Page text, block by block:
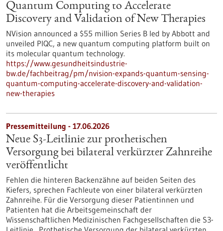
Quantum Computing to Accelerate
Discovery and Validation of New Therapies
NVision announced a $55 million Series B led by Abbott and
unveiled PIQC, a new quantum computing platform built on
its molecular quantum technology.
https://www.gesundheitsindustrie-
bw.de/fachbeitrag/pm/nvision-expands-quantum-sensing-
quantum-computing-accelerate-discovery-and-validation-
new-therapies
Pressemitteilung - 17.06.2026
Neue S3-​Leitlinie zur prothetischen
Versorgung bei bilateral verkürzter Zahnreihe
veröffentlicht
Fehlen die hinteren Backenzähne auf beiden Seiten des
Kiefers, sprechen Fachleute von einer bilateral verkürzten
Zahnreihe. Für die Versorgung dieser Patientinnen und
Patienten hat die Arbeitsgemeinschaft der
Wissenschaftlichen Medizinischen Fachgesellschaften die S3-​